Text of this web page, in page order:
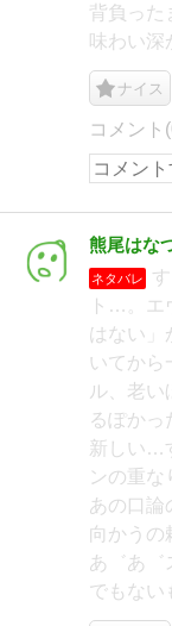
背負った
味わい深
ナイス
コメント
熊尾はな
ネタバレ
ト…。エ
はない
いてか
ル、老
るぽか
新しい…
ンの重
あの口論
向かうの
あ゛あ
でもない